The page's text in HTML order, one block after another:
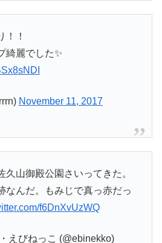
！！
綺麗でした✨
November 11, 2017
久山御殿公園さいってきた。
なんだ。もみじで真っ赤だっ
f6DnXvUzWQ
えびねっこ (@ebinekko)